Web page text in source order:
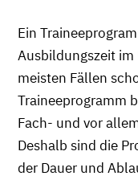
Ein
Ausbildungszeit
meisten Fällen
Traineeprogramm
Fach- und vor
Deshalb sind die
der Dauer und